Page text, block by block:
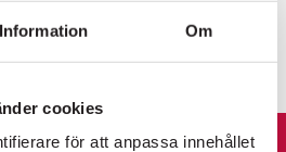
Information Om
cookies
för att anpassa innehållet
evenemang och
skickas regelbundet.